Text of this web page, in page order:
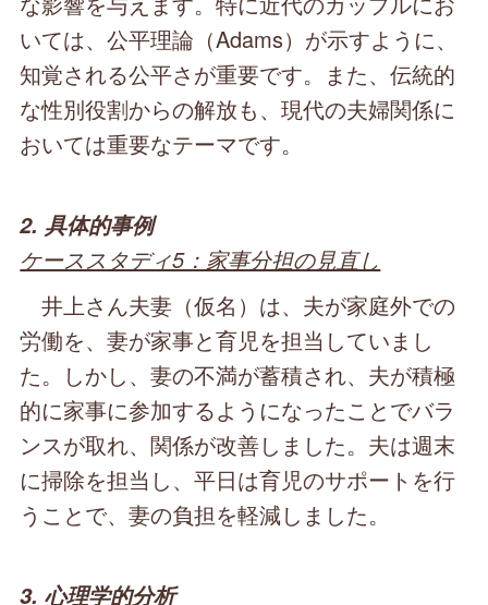
いては、公平理論（Adams）が示すように、
知覚される公平さが重要です。また、伝統的
な性別役割からの解放も、現代の夫婦関係に
おいては重要なテーマです。
2. 具体的事例
ケーススタディ5：家事分担の見直し
井上さん夫妻（仮名）は、夫が家庭外での
労働を、妻が家事と育児を担当していまし
た。しかし、妻の不満が蓄積され、夫が積極
的に家事に参加するようになったことでバラ
ンスが取れ、関係が改善しました。夫は週末
に掃除を担当し、平日は育児のサポートを行
うことで、妻の負担を軽減しました。
3. 心理学的分析